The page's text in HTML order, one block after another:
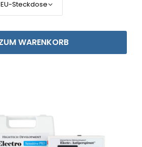
WARENKORB